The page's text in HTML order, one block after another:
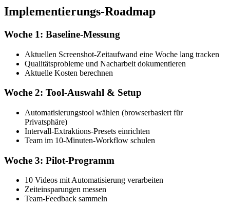
Implementierungs-Roadmap
Woche 1: Baseline-Messung
Aktuellen Screenshot-Zeitaufwand eine Woche lang tracken
Qualitätsprobleme und Nacharbeit dokumentieren
Aktuelle Kosten berechnen
Woche 2: Tool-Auswahl & Setup
Automatisierungstool wählen (browserbasiert für
Privatsphäre)
Intervall-Extraktions-Presets einrichten
Team im 10-Minuten-Workflow schulen
Woche 3: Pilot-Programm
10 Videos mit Automatisierung verarbeiten
Zeiteinsparungen messen
Team-Feedback sammeln